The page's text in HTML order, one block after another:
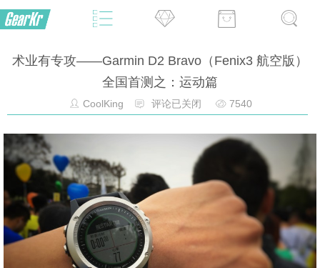
术业有专攻——Garmin D2 Bravo（Fenix3 航空版）
全国首测之：运动篇
CoolKing 评论已关闭 7540